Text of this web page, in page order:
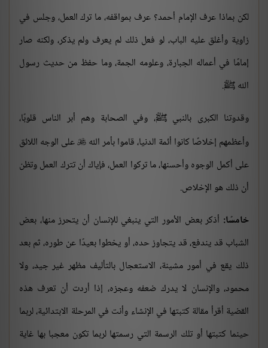
لكن بماذا عرف الإمام أحمد؟ عرف بمواقفه، ما ترك العمل، وجلس في
زاوية وأغلق عليه الباب، لو فعل ذلك لم يعرف ولم يذكر، ولكنه صار
إمامًا في أعماله الجبارة، وعلومه الجمة، وما حفظ من حديث رسول
الله ﷺ.
وقدوتنا الكبرى بالنبي ﷺ، وفي الصحابة وهم أبر الناس قلوبًا،
وأعظمهم إخلاصًا كانوا أئمة الدنيا، قاموا بأمر الله  على الوجه اللائق
على أكمل الوجوه وأحسنها، ما تركوا العمل، فإياك أن تترك العمل وتظن
أن ذلك هو الإخلاص.
خامسًا: أذكر بعض الأمور التي ينبغي للإنسان أن يتحرز منها، بعض
الشباب قد يندفع، قد يتجاوز حده، أو يخطوا بعيدًا عن طوره، ثم بعد
ذلك يقع في أمور مشينة، الاستعجال بالتأليف مظهر غير جيد، ولا
محمود، والإنسان لا يدرك ضعفه وعجزه، إذا أردت أن تعرف هذه
القضية أقرأ مقالة كتبتها في الإنشاء وأنت في المرحلة الابتدائية، لربما
حينما كتبتها أو تلك الرسمة التي رسمتها لربما تكون معجبا بها غاية